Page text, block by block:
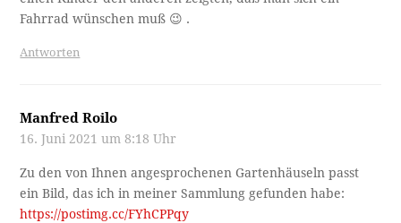
Fahrrad wünschen muß 😉 .
Antworten
Manfred Roilo
16. Juni 2021 um 8:18 Uhr
Zu den von Ihnen angesprochenen Gartenhäuseln passt
ein Bild, das ich in meiner Sammlung gefunden habe:
https://postimg.cc/FYhCPPqy